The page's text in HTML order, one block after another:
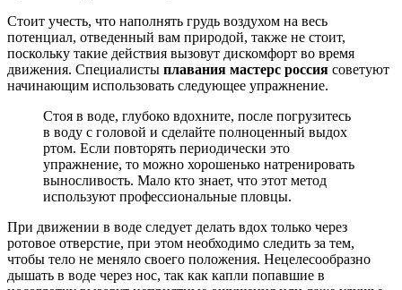
Стоит учесть, что наполнять грудь воздухом на весь
потенциал, отведенный вам природой, также не стоит,
поскольку такие действия вызовут дискомфорт во время
движения. Специалисты плавания мастерс россия советуют
начинающим использовать следующее упражнение.
Стоя в воде, глубоко вдохните, после погрузитесь
в воду с головой и сделайте полноценный выдох
ртом. Если повторять периодически это
упражнение, то можно хорошенько натренировать
выносливость. Мало кто знает, что этот метод
используют профессиональные пловцы.
При движении в воде следует делать вдох только через
ротовое отверстие, при этом необходимо следить за тем,
чтобы тело не меняло своего положения. Нецелесообразно
дышать в воде через нос, так как капли попавшие в